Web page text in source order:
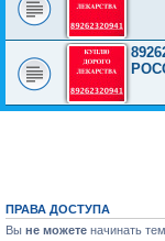
ПРАВА ДОСТУПА
Вы не можете начинать